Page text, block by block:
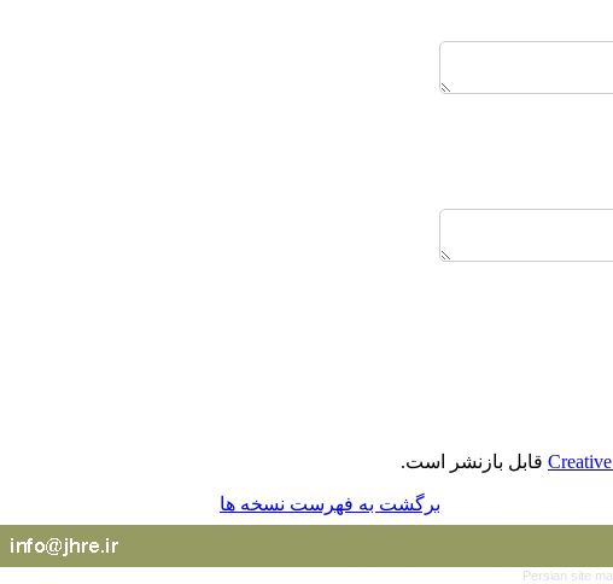
قابل بازنشر است.
برگشت به فهرست نسخه ها
Persian site